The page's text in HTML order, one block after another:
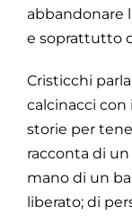
abbandonare
e soprattutto
Cristicchi
calcinacci con
storie per
racconta di
mano di un
liberato; di